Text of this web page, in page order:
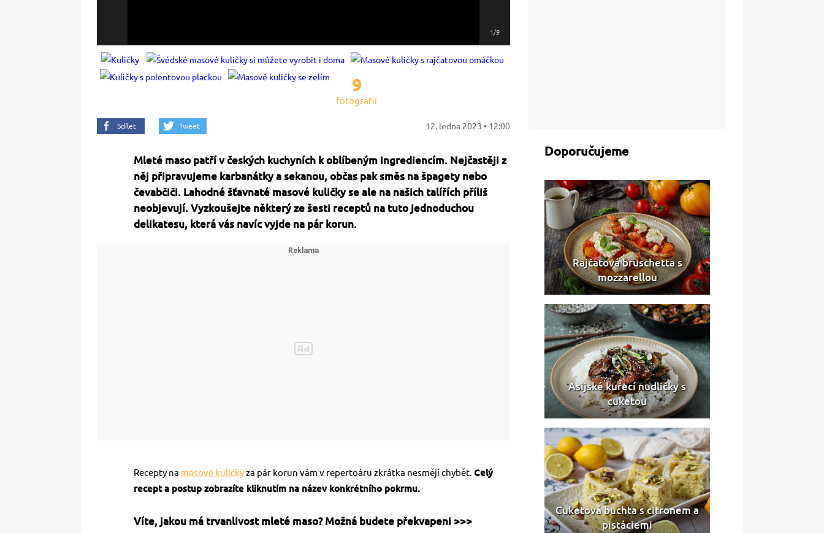
1/9
9
fotografií
12. ledna 2023 • 12:00
Sdílet Tweet
Mleté maso patří v českých kuchyních k oblíbeným ingrediencím. Nejčastěji z
něj připravujeme karbanátky a sekanou, občas pak směs na špagety nebo
čevabčiči. Lahodné šťavnaté masové kuličky se ale na našich talířích příliš
neobjevují. Vyzkoušejte některý ze šesti receptů na tuto jednoduchou
delikatesu, která vás navíc vyjde na pár korun.
Recepty na masové kuličkyza pár korun vám v repertoáru zkrátka nesmějí chybět. Celý
recept a postup zobrazíte kliknutím na název konkrétního pokrmu.
Víte, jakou má trvanlivost mleté maso? Možná budete překvapeni >>>
Doporučujeme
Rajčatová bruschetta s
mozzarellou
Asijské kuřecí nudličky s
cuketou
Cuketová buchta s citronem a
pistáciemi